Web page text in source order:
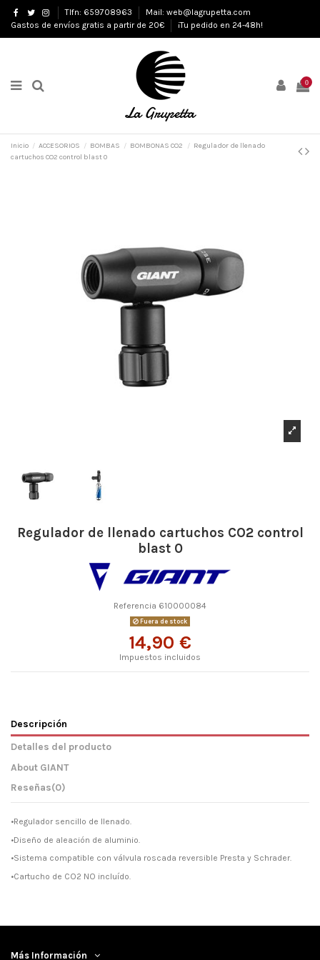
Tlfn: 659708963
Mail: web@lagrupetta.com
Gastos de envíos gratis a partir de 20€
¡Tu pedido en 24-48h!
0
Inicio ACCESORIOS BOMBAS BOMBONAS CO2
Regulador de llenado
cartuchos CO2 control blast 0
Regulador de llenado cartuchos CO2 control
blast 0
Referencia 610000084
Fuera de stock
14,90 €
Impuestos incluidos
Descripción
Detalles del producto
About GIANT
Reseñas(0)
•Regulador sencillo de llenado.
•Diseño de aleación de aluminio.
•Sistema compatible con válvula roscada reversible Presta y Schrader.
•Cartucho de CO2 NO incluído.
Más Información